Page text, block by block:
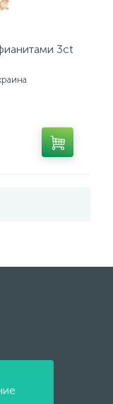
3ct